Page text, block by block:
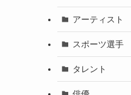
アーティスト
スポーツ選手
タレント